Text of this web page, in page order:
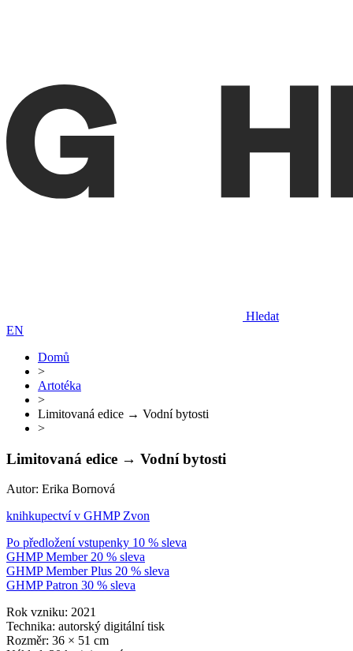
Hledat
EN
Domů
>
Artotéka
>
Limitovaná edice → Vodní bytosti
>
Limitovaná edice → Vodní bytosti
Autor: Erika Bornová
knihkupectví v GHMP Zvon
Po předložení vstupenky 10 % sleva
GHMP Member 20 % sleva
GHMP Member Plus 20 % sleva
GHMP Patron 30 % sleva
Rok vzniku: 2021
Technika: autorský digitální tisk
Rozměr: 36 × 51 cm